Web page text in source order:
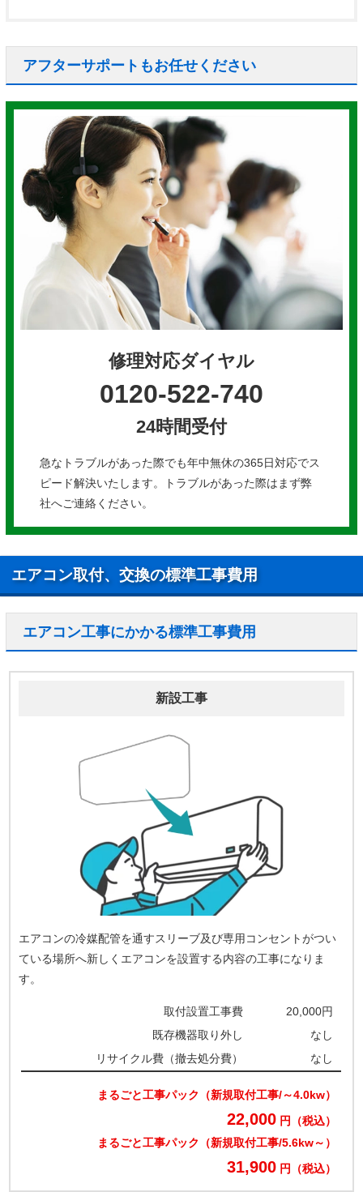
アフターサポートもお任せください
修理対応ダイヤル
0120-522-740
24時間受付
急なトラブルがあった際でも年中無休の365日対応でス
ピード解決いたします。トラブルがあった際はまず弊
社へご連絡ください。
エアコン取付、交換の標準工事費用
エアコン工事にかかる標準工事費用
新設工事
エアコンの冷媒配管を通すスリーブ及び専用コンセントがつい
ている場所へ新しくエアコンを設置する内容の工事になりま
す。
取付設置工事費
20,000円
既存機器取り外し
なし
リサイクル費（撤去処分費）
なし
まるごと工事パック（新規取付工事/～4.0kw）
22,000 円（税込）
まるごと工事パック（新規取付工事/5.6kw～）
31,900 円（税込）